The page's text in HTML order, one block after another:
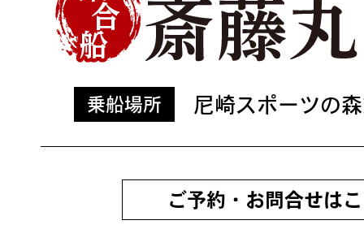
乗船場所 尼崎スポーツの
ご予約・お問合せは